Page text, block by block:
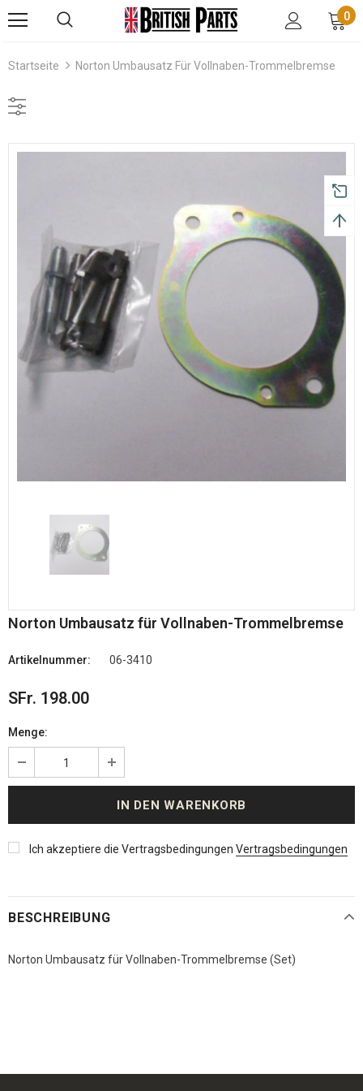
0
Startseite Norton Umbausatz Für Vollnaben-Trommelbremse
Norton Umbausatz für Vollnaben-Trommelbremse
Artikelnummer: 06-3410
SFr. 198.00
Menge:
Ich akzeptiere die Vertragsbedingungen Vertragsbedingungen
BESCHREIBUNG
Norton Umbausatz für Vollnaben-Trommelbremse (Set)